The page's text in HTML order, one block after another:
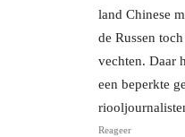
land Chinese
de Russen
vechten. Daar
een beperkte
Reageer